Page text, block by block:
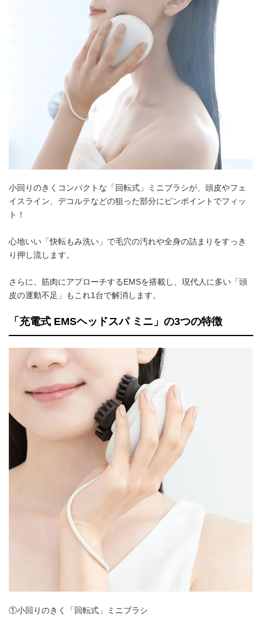
小回りのきくコンパクトな「回転式」ミニブラシが、頭皮やフェ
イスライン、デコルテなどの狙った部分にピンポイントでフィッ
ト！
心地いい「快転もみ洗い」で毛穴の汚れや全身の詰まりをすっき
り押し流します。
さらに、筋肉にアプローチするEMSを搭載し、現代人に多い「頭
皮の運動不足」もこれ1台で解消します。
「充電式 EMSヘッドスパ ミニ」の3つの特徴
①小回りのきく「回転式」ミニブラシ